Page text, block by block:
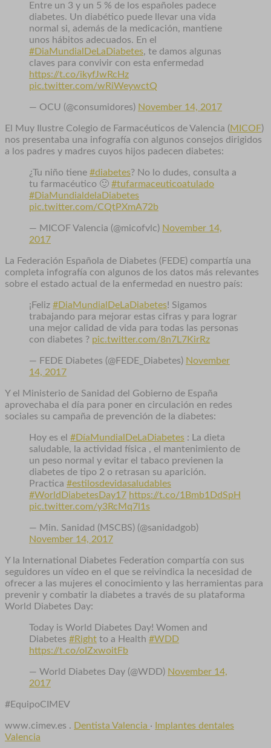
Entre un 3 y un 5 % de los españoles padece
diabetes. Un diabético puede llevar una vida
normal si, además de la medicación, mantiene
unos hábitos adecuados. En el
#DiaMundialDeLaDiabetes, te damos algunas
claves para convivir con esta enfermedad
https://t.co/ikyfJwRcHz
pic.twitter.com/wRiWeywctQ
— OCU (@consumidores) November 14, 2017
El Muy Ilustre Colegio de Farmacéuticos de Valencia ( MICOF)
nos presentaba una infografía con algunos consejos dirigidos
a los padres y madres cuyos hijos padecen diabetes:
¿Tu niño tiene #diabetes? No lo dudes, consulta a
tu farmacéutico 🙂 #tufarmaceuticoatulado
#DiaMundialdelaDiabetes
pic.twitter.com/CQtPXmA72b
— MICOF Valencia (@micofvlc) November 14,
2017
La Federación Española de Diabetes (FEDE) compartía una
completa infografía con algunos de los datos más relevantes
sobre el estado actual de la enfermedad en nuestro país:
¡Feliz #DiaMundialDeLaDiabetes! Sigamos
trabajando para mejorar estas cifras y para lograr
una mejor calidad de vida para todas las personas
con diabetes ? pic.twitter.com/8n7L7KirRz
— FEDE Diabetes (@FEDE_Diabetes) November
14, 2017
Y el Ministerio de Sanidad del Gobierno de España
aprovechaba el día para poner en circulación en redes
sociales su campaña de prevención de la diabetes:
Hoy es el #DíaMundialDeLaDiabetes : La dieta
saludable, la actividad física , el mantenimiento de
un peso normal y evitar el tabaco previenen la
diabetes de tipo 2 o retrasan su aparición.
Practica #estilosdevidasaludables
#WorldDiabetesDay17 https://t.co/1Bmb1DdSpH
pic.twitter.com/y3RcMq7l1s
— Min. Sanidad (MSCBS) (@sanidadgob)
November 14, 2017
Y la International Diabetes Federation compartía con sus
seguidores un vídeo en el que se reivindica la necesidad de
ofrecer a las mujeres el conocimiento y las herramientas para
prevenir y combatir la diabetes a través de su plataforma
World Diabetes Day:
Today is World Diabetes Day! Women and
Diabetes #Right to a Health #WDD
https://t.co/oIZxwoitFb
— World Diabetes Day (@WDD) November 14,
2017
#EquipoCIMEV
www.cimev.es . Dentista Valencia ·
Implantes dentales
Valencia